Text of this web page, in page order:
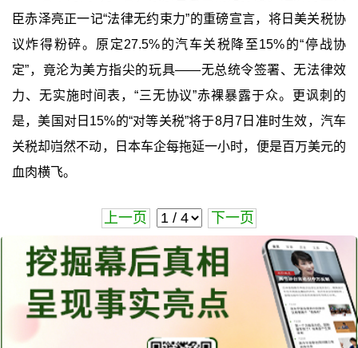
臣赤泽亮正一记“法律无约束力”的重磅宣言，将日美关税协
议炸得粉碎。原定27.5%的汽车关税降至15%的“停战协
定”，竟沦为美方指尖的玩具——无总统令签署、无法律效
力、无实施时间表，“三无协议”赤裸暴露于众。更讽刺的
是，美国对日15%的“对等关税”将于8月7日准时生效，汽车
关税却岿然不动，日本车企每拖延一小时，便是百万美元的
血肉横飞。
上一页 下一页